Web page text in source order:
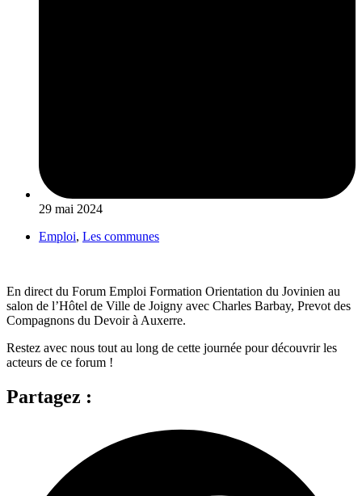
29 mai 2024
Emploi, Les communes
En direct du Forum Emploi Formation Orientation du Jovinien au
salon de l’Hôtel de Ville de Joigny avec Charles Barbay, Prevot des
Compagnons du Devoir à Auxerre.
Restez avec nous tout au long de cette journée pour découvrir les
acteurs de ce forum !
Partagez :